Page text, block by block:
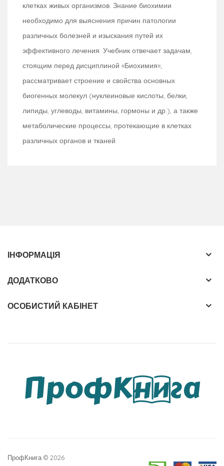
клетках живых организмов. Знание биохимии
необходимо для выяснения причин патологии
различных болезней и изыскания путей их
эффективного лечения. Учебник отвечает задачам,
стоящим перед дисциплиной «Биохимия»;
рассматривает строение и свойства основных
биогенных молекул (нуклеиновые кислоты, белки,
липиды, углеводы, витамины, гормоны и др.), а также
метаболические процессы, протекающие в клетках
различных органов и тканей.
ІНФОРМАЦІЯ
ДОДАТКОВО
ОСОБИСТИЙ КАБІНЕТ
ПрофКнига © 2026